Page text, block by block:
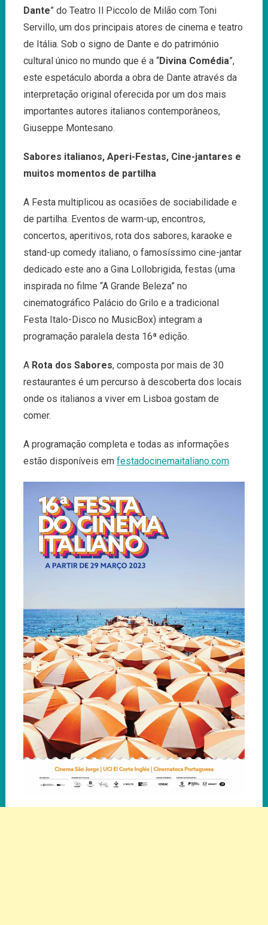
Dante” do Teatro Il Piccolo de Milão com Toni
Servillo, um dos principais atores de cinema e teatro
de Itália. Sob o signo de Dante e do património
cultural único no mundo que é a “Divina Comédia”,
este espetáculo aborda a obra de Dante através da
interpretação original oferecida por um dos mais
importantes autores italianos contemporâneos,
Giuseppe Montesano.
Sabores italianos, Aperi-Festas, Cine-jantares e
muitos momentos de partilha
A Festa multiplicou as ocasiões de sociabilidade e
de partilha. Eventos de warm-up, encontros,
concertos, aperitivos, rota dos sabores, karaoke e
stand-up comedy italiano, o famosíssimo cine-jantar
dedicado este ano a Gina Lollobrigida, festas (uma
inspirada no filme “A Grande Beleza” no
cinematográfico Palácio do Grilo e a tradicional
Festa Italo-Disco no MusicBox) integram a
programação paralela desta 16ª edição.
A Rota dos Sabores, composta por mais de 30
restaurantes é um percurso à descoberta dos locais
onde os italianos a viver em Lisboa gostam de
comer.
A programação completa e todas as informações
estão disponíveis em festadocinemaitaliano.com